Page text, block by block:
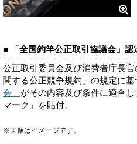
■ 「全国釣竿公正取引協議会」認
公正取引委員会及び消費者庁長
関する公正競争規約」の規定に基
会」 がその内容及び条件に適合
マーク」を貼付。
※画像はイメージです。